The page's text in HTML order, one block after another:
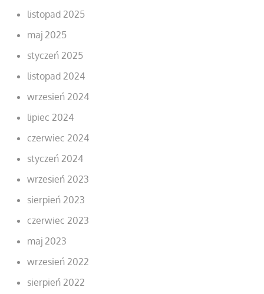
listopad 2025
maj 2025
styczeń 2025
listopad 2024
wrzesień 2024
lipiec 2024
czerwiec 2024
styczeń 2024
wrzesień 2023
sierpień 2023
czerwiec 2023
maj 2023
wrzesień 2022
sierpień 2022